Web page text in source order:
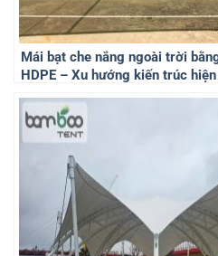
Mái bạt che nắng ngoài trời
HDPE – Xu hướng kiến trúc